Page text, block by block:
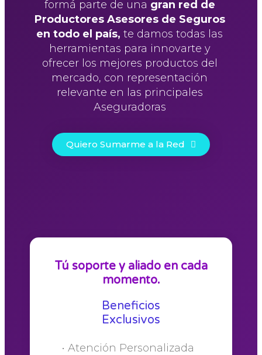
formá parte de una gran red de
Productores Asesores de Seguros
en todo el país, te damos todas las
herramientas para innovarte y
ofrecer los mejores productos del
mercado, con representación
relevante en las principales
Aseguradoras
Quiero Sumarme a la Red
Tú soporte y aliado en cada
momento.
Beneficios
Exclusivos
• Atención Personalizada